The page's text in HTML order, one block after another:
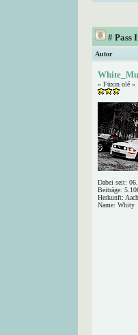
# Pass
Autor
» Füxin olé «
Dabei seit:
Beiträge:
Herkunft:
Name: Whity